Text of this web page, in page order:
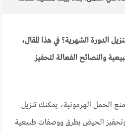
الدورة الشهرية؟ في هذا المقال،
والنصائح الفعالة لتحفيز
الحمل الهرمونية، يمكنك تنزيل
الحيض بطرق ووصفات طبيعية